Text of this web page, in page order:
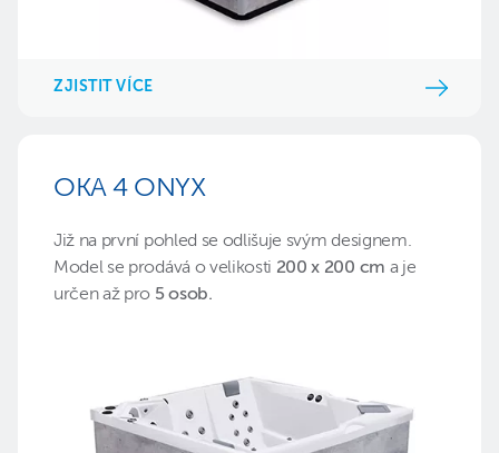
ZJISTIT VÍCE
OKA 4 ONYX
Již na první pohled se odlišuje svým designem.
Model se prodává o velikosti 200 x 200 cm a je
určen až pro 5 osob.